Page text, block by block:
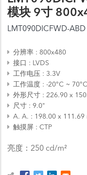
模块 9寸
LMT090DICFWD-ABD
分辨率
800x480
接口
LVDS
工作电压
3.3V
工作温度
-20°C ~ 70°C
外形尺寸
226.90 x
尺寸
9.0"
A. A.
198.00 x 111.69
触摸屏
CTP
亮度：250 cd/m²